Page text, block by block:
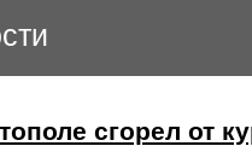
сгорел от